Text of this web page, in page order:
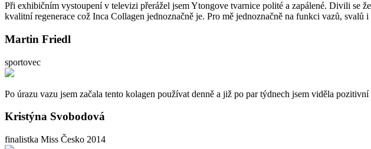
Při exhibičním vystoupení v televizi přerážel jsem Ytongove tvarnice polité a zapálené. Divili se
kvalitní regenerace což Inca Collagen jednoznačně je. Pro mě jednoznačně na funkci vazů,
Martin Friedl
sportovec
Po úrazu vazu jsem začala tento kolagen používat denně a již po par týdnech jsem viděla
Kristýna Svobodová
finalistka Miss Česko 2014